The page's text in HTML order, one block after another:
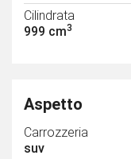
Cilindrata
999 cm3
Aspetto
Carrozzeria
suv